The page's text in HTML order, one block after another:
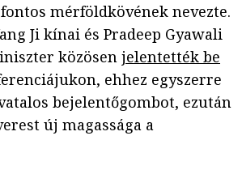
mérföldkövének nevezte.
Ji kínai és Pradeep Gyawali
közösen jelentették be
ehhez egyszerre
bejelentőgombot, ezután
új magassága a